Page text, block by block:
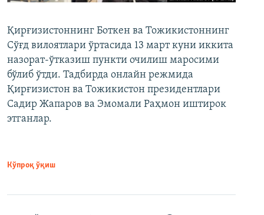
Қирғизистоннинг Боткен ва Тожикистоннинг
Сўғд вилоятлари ўртасида 13 март куни иккита
назорат-ўтказиш пункти очилиш маросими
бўлиб ўтди. Тадбирда онлайн режмида
Қирғизистон ва Тожикистон президентлари
Садир Жапаров ва Эмомали Раҳмон иштирок
этганлар.
Кўпроқ ўқиш